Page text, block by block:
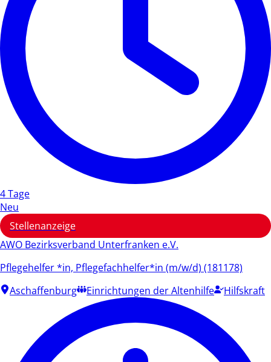
4 Tage
Neu
Stellenanzeige
AWO Bezirksverband Unterfranken e.V.
Pflegehelfer *in, Pflegefachhelfer*in (m/w/d) (181178)
Aschaffenburg
Einrichtungen der Altenhilfe Hilfskraft